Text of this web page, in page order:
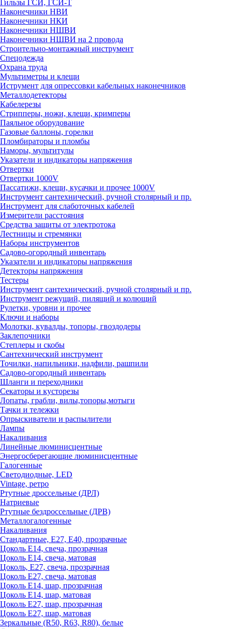
Гильзы ГСИ, ГСИ-Т
Наконечники НВИ
Наконечники НКИ
Наконечники НШВИ
Наконечники НШВИ на 2 провода
Строительно-монтажный инструмент
Спецодежда
Охрана труда
Мультиметры и клещи
Иструмент для опрессовки кабельных наконечников
Металлодетекторы
Кабелерезы
Стрипперы, ножи, клещи, кримперы
Паяльное оборудование
Газовые баллоны, горелки
Пломбираторы и пломбы
Наморы, мультитулы
Указатели и индикаторы напряжения
Отвертки
Отвертки 1000V
Пассатижи, клещи, кусачки и прочее 1000V
Инструмент сантехнический, ручной столярный и пр.
Инструмент для слаботочных кабелей
Измерители расстояния
Средства защиты от электротока
Лестницы и стремянки
Наборы инструментов
Садово-огородный инвентарь
Указатели и индикаторы напряжения
Детекторы напряжения
Тестеры
Инструмент сантехнический, ручной столярный и пр.
Инструмент режущий, пилящий и колющий
Рулетки, уровни и прочее
Ключи и наборы
Молотки, кувалды, топоры, гвоздодеры
Заклепочники
Степлеры и скобы
Сантехнический инструмент
Точилки, напильники, надфили, рашпили
Садово-огородный инвентарь
Шланги и переходники
Секаторы и кусторезы
Лопаты, грабли, вилы,топоры,мотыги
Тачки и тележки
Опрыскиватели и распылители
Лампы
Накаливания
Линейные люминисцентные
Энергосберегающие люминисцентные
Галогенные
Светодиодные, LED
Vintage, ретро
Ртутные дроссельные (ДРЛ)
Натриевые
Ртутные бездроссельные (ДРВ)
Металлогалогенные
Накаливания
Стандартные, Е27, Е40, прозрачные
Цоколь Е14, свеча, прозрачная
Цоколь Е14, свеча, матовая
Цоколь, Е27, свеча, прозрачная
Цоколь Е27, свеча, матовая
Цоколь Е14, шар, прозрачная
Цоколь Е14, шар, матовая
Цоколь Е27, шар, прозрачная
Цоколь Е27, шар, матовая
Зеркальные (R50, R63, R80), белые